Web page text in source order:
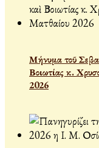
Μήνυμα τοῦ
Βοιωτίας κ.
2026